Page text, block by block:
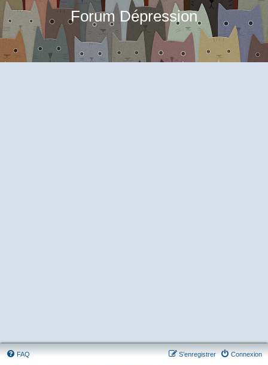
Forum Dépression
FAQ Connexion
S’enregistrer